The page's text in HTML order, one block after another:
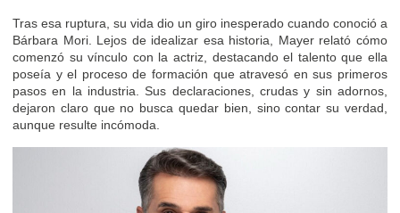
Tras esa ruptura, su vida dio un giro inesperado cuando conoció a
Bárbara Mori. Lejos de idealizar esa historia, Mayer relató cómo
comenzó su vínculo con la actriz, destacando el talento que ella
poseía y el proceso de formación que atravesó en sus primeros
pasos en la industria. Sus declaraciones, crudas y sin adornos,
dejaron claro que no busca quedar bien, sino contar su verdad,
aunque resulte incómoda.